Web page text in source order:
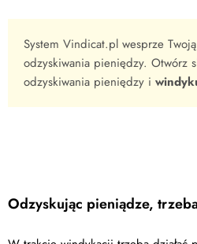
System Vindicat.pl wesprze
odzyskiwania pieniędzy. Otwórz
odzyskiwania pieniędzy i
Odzyskując pieniądze,